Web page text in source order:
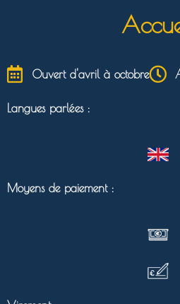
Ouvert d'avril à octobre
Langues parlées :
Moyens de paiement :